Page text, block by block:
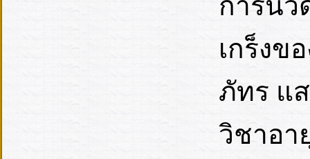
การนว
เกร็งข
ภัทร แ
วิชาอา